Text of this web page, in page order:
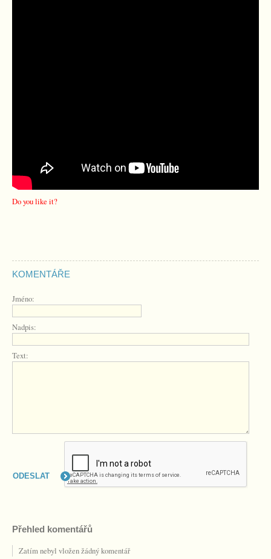
Do you like it?
KOMENTÁŘE
Jméno:
Nadpis:
Text:
Přehled komentářů
Zatím nebyl vložen žádný komentář